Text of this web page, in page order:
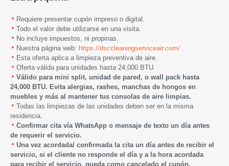
Requiere presentar cupón impreso o digital.
Todo el valor debe utilizarse en una visita.
No incluye impuestos, ni propinas.
Nuestra página web: https://dsccleaningserviceair.com/
Esta oferta aplica a limpieza preventiva de aire.
Oferta válida para unidades hasta 24,000 BTU.
Válido para mini split, unidad de pared, o wall pack hasta
24,000 BTU. Evita alergias, rashes, manchas de hongos en
muebles y más al mantener tus consolas de aire limpias.
Todas las limpiezas de las unidades deben ser en la misma
residencia.
Confirmar cita vía WhatsApp o mensaje de texto un día antes
de requerir el servicio.
Una vez acordada/ confirmada la cita un día antes de recibir el
servicio, si el cliente no responde el día y a la hora acordada
para recibir el servicio, queda como cancelado el cupón.